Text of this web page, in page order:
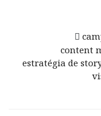
content
estratégia de